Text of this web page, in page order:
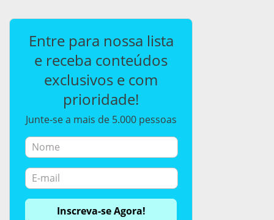
Entre para nossa lista
e receba conteúdos
exclusivos e com
prioridade!
Junte-se a mais de 5.000 pessoas